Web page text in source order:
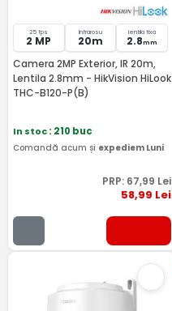
25 fps
2 MP
Infrarosu
20m
lentila fixa
2.8mm
Camera 2MP Exterior, IR 20m,
Lentila 2.8mm - HikVision HiLook
THC-B120-P(B)
In stoc: 210 buc
Comandă acum și expediem Luni
PRP: 67,99 Lei
58,99 Lei